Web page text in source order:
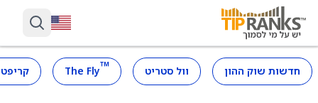
חדשות שוק ההון וול סטריט ™
The Fly